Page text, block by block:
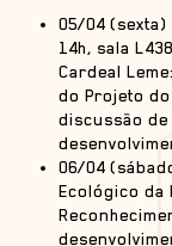
05/04 (sexta)
14h, sala
Cardeal
do Projeto
discussão
06/04
Ecológico da